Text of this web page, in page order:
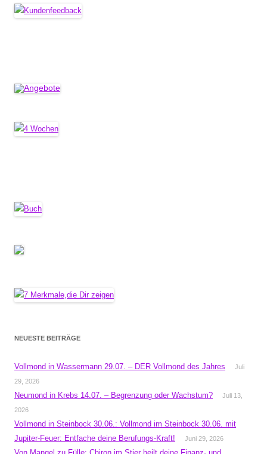
NEUESTE BEITRÄGE
Vollmond in Wassermann 29.07. – DER Vollmond des Jahres
Juli
29, 2026
Neumond in Krebs 14.07. – Begrenzung oder Wachstum?
Juli 13,
2026
Vollmond in Steinbock 30.06.: Vollmond im Steinbock 30.06. mit
Jupiter-Feuer: Entfache deine Berufungs-Kraft!
Juni 29, 2026